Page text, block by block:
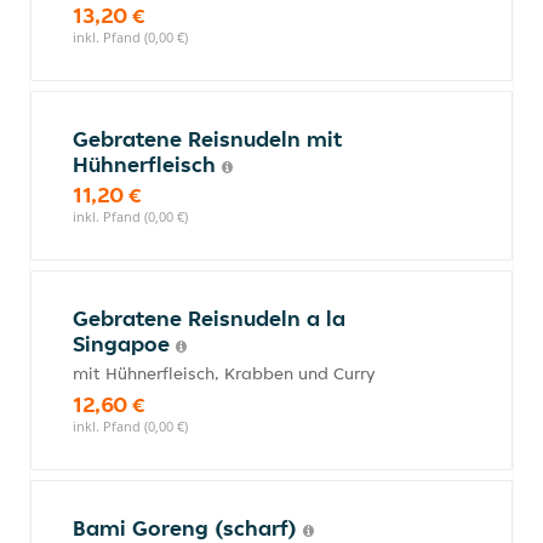
13,20 €
inkl. Pfand (0,00 €)
Gebratene Reisnudeln mit
Hühnerfleisch
11,20 €
inkl. Pfand (0,00 €)
Gebratene Reisnudeln a la
Singapoe
mit Hühnerfleisch, Krabben und Curry
12,60 €
inkl. Pfand (0,00 €)
Bami Goreng (scharf)